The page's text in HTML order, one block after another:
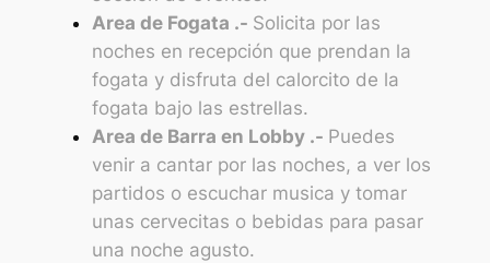
Area de Fogata .- Solicita por las
noches en recepción que prendan la
fogata y disfruta del calorcito de la
fogata bajo las estrellas.
Area de Barra en Lobby .- Puedes
venir a cantar por las noches, a ver los
partidos o escuchar musica y tomar
unas cervecitas o bebidas para pasar
una noche agusto.